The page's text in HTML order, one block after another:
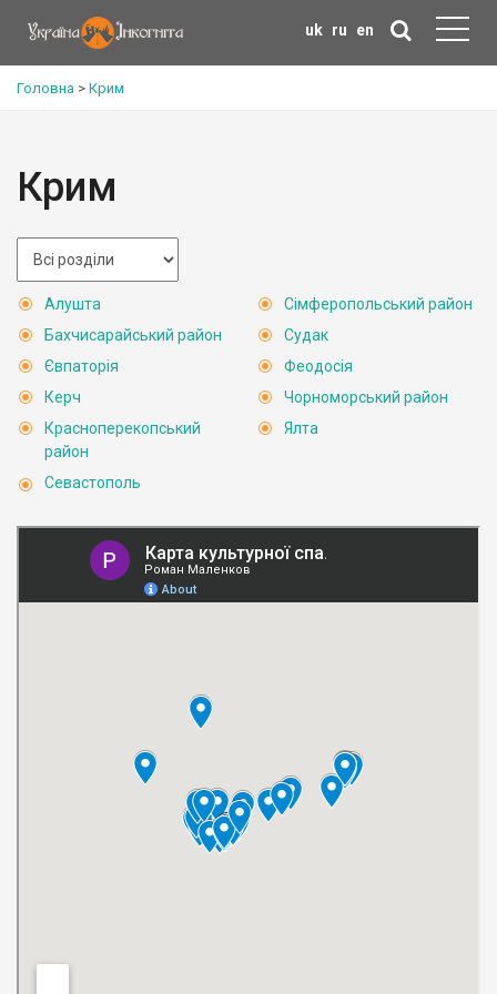
uk ru en
Головна > Крим
Крим
Алушта
Бахчисарайський район
Євпаторія
Керч
Красноперекопський
район
Севастополь
Сімферопольський район
Судак
Феодосія
Чорноморський район
Ялта